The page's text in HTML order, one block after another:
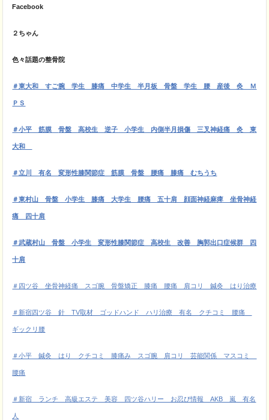
Facebook
２ちゃん
色々話題の整骨院
＃東大和 すご腕 学生 膝痛 中学生 半月板 骨盤 学生 腰 産後 灸 Ｍ
ＰＳ
＃小平 筋膜骨盤 高校生 逆子 小学生 内側半月損傷 三叉神経痛 灸 東
大和
＃立川 有名 変形性膝関節症 筋膜 骨盤 腰痛 膝痛 むちうち
＃東村山 骨盤 小学生 膝痛 大学生 腰痛 五十肩 顔面神経麻痺 坐骨神経
痛 四十肩
＃武蔵村山 骨盤 小学生 変形性膝関節症 高校生 改善 胸郭出口症候群 四
十肩
＃四ツ谷 坐骨神経痛 スゴ腕 骨盤矯正 膝痛 腰痛 肩コリ 鍼灸 はり治療
＃新宿四ツ谷 針 TV取材 ゴッドハンド ハリ治療 有名 クチコミ 腰痛
ギックリ腰
＃小平 鍼灸 はり クチコミ 膝痛み スゴ腕 肩コリ 芸能関係 マスコミ
腰痛
＃新宿 ランチ 高級エステ 美容 四ツ谷ハリー お忍び情報 AKB 嵐 有名
人